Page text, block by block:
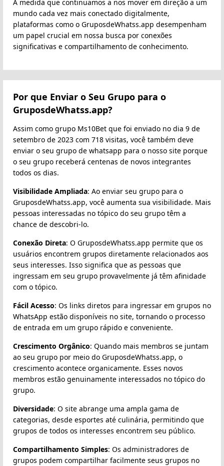
À medida que continuamos a nos mover em direção a um
mundo cada vez mais conectado digitalmente,
plataformas como o GruposdeWhatss.app desempenham
um papel crucial em nossa busca por conexões
significativas e compartilhamento de conhecimento.
Por que Enviar o Seu Grupo para o
GruposdeWhatss.app?
Assim como grupo ️Ms10Bet️ que foi enviado no dia 9 de
setembro de 2023 com 718 visitas, você também deve
enviar o seu grupo de whatsapp para o nosso site porque
o seu grupo receberá centenas de novos integrantes
todos os dias.
Visibilidade Ampliada: Ao enviar seu grupo para o
GruposdeWhatss.app, você aumenta sua visibilidade. Mais
pessoas interessadas no tópico do seu grupo têm a
chance de descobri-lo.
Conexão Direta: O GruposdeWhatss.app permite que os
usuários encontrem grupos diretamente relacionados aos
seus interesses. Isso significa que as pessoas que
ingressam em seu grupo provavelmente já têm afinidade
com o tópico.
Fácil Acesso: Os links diretos para ingressar em grupos no
WhatsApp estão disponíveis no site, tornando o processo
de entrada em um grupo rápido e conveniente.
Crescimento Orgânico: Quando mais membros se juntam
ao seu grupo por meio do GruposdeWhatss.app, o
crescimento acontece organicamente. Esses novos
membros estão genuinamente interessados no tópico do
grupo.
Diversidade: O site abrange uma ampla gama de
categorias, desde esportes até culinária, permitindo que
grupos de todos os interesses encontrem seu público.
Compartilhamento Simples: Os administradores de
grupos podem compartilhar facilmente seus grupos no